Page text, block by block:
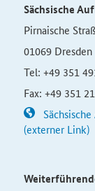
Sächsische
Pirnaische
01069 Dresden
Tel: +49 351
Fax: +49 351
(externer Link)